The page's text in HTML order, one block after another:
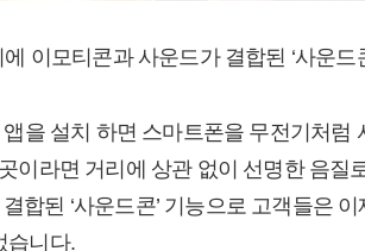
이모티콘과 사운드가 결합된 ‘사운드
을 설치 하면 스마트폰을 무전기처럼
이라면 거리에 상관 없이 선명한 음질
합된 ‘사운드콘’ 기능으로 고객들은
습니다.